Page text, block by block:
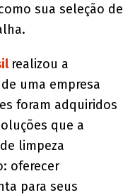
sua seleção de
realizou a
uma empresa
foram adquiridos
que a
limpeza
oferecer
para seus